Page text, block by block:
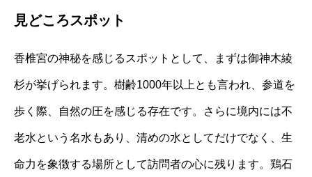
見どころスポット
香椎宮の神秘を感じるスポットとして、まずは御神木綾
杉が挙げられます。樹齢1000年以上とも言われ、参道を
歩く際、自然の圧を感じる存在です。さらに境内には不
老水という名水もあり、清めの水としてだけでなく、生
命力を象徴する場所として訪問者の心に残ります。鶏石